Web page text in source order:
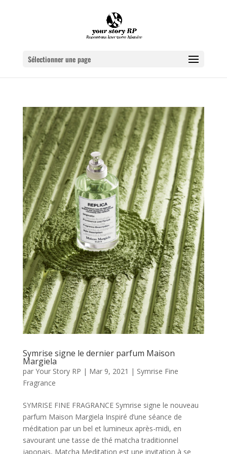
Sélectionner une page
Symrise signe le dernier parfum Maison
Margiela
par Your Story RP | Mar 9, 2021 | Symrise Fine
Fragrance
SYMRISE FINE FRAGRANCE Symrise signe le nouveau
parfum Maison Margiela Inspiré d’une séance de
méditation par un bel et lumineux après-midi, en
savourant une tasse de thé matcha traditionnel
japonais, Matcha Meditation est une invitation à se